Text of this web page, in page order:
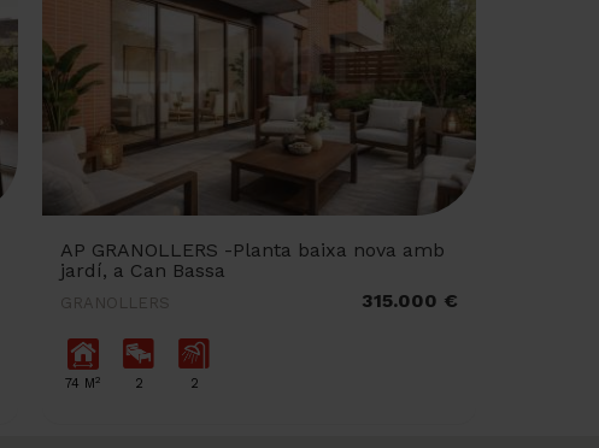
AP GRANOLLERS -Planta baixa nova amb
jardí, a Can Bassa
GRANOLLERS 315.000 €
74 M2 2 2